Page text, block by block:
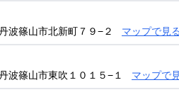
波篠山市北新町７９−２ マップで見る
波篠山市東吹１０１５−１ マップで